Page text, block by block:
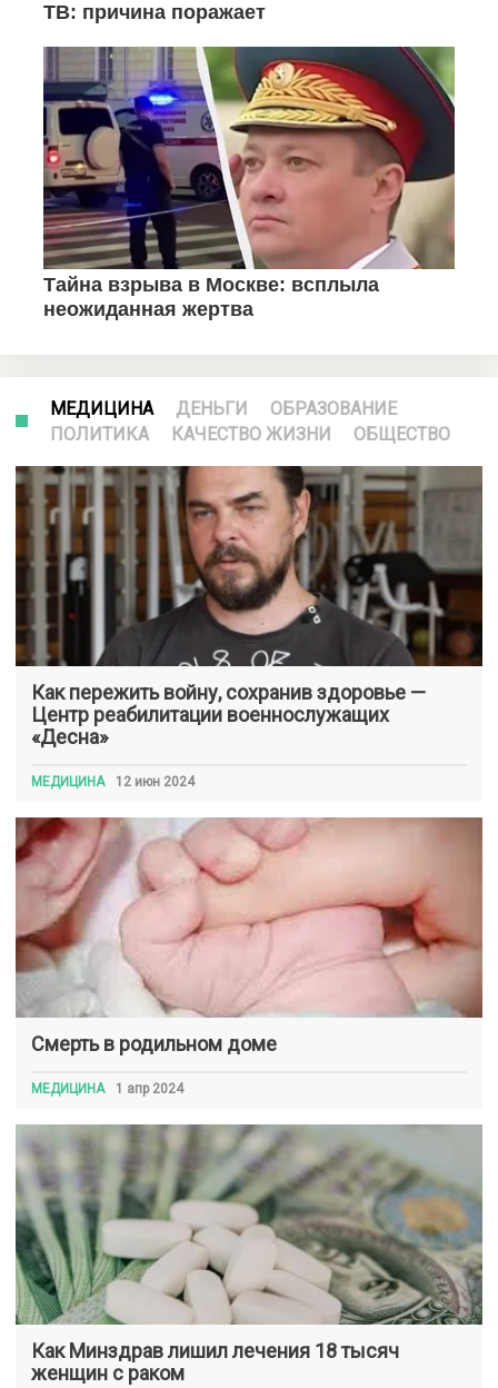
МЕДИЦИНА ДЕНЬГИ
ОБРАЗОВАНИЕ
ПОЛИТИКА
КАЧЕСТВО ЖИЗНИ ОБЩЕСТВО
Как пережить войну, сохранив здоровье —
Центр реабилитации военнослужащих
«Десна»
МЕДИЦИНА 12 июн 2024
Смерть в родильном доме
МЕДИЦИНА 1 апр 2024
Как Минздрав лишил лечения 18 тысяч
женщин с раком